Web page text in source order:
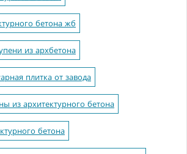
бетона жб
из архбетона
плитка от завода
из архитектурного бетона
бетона